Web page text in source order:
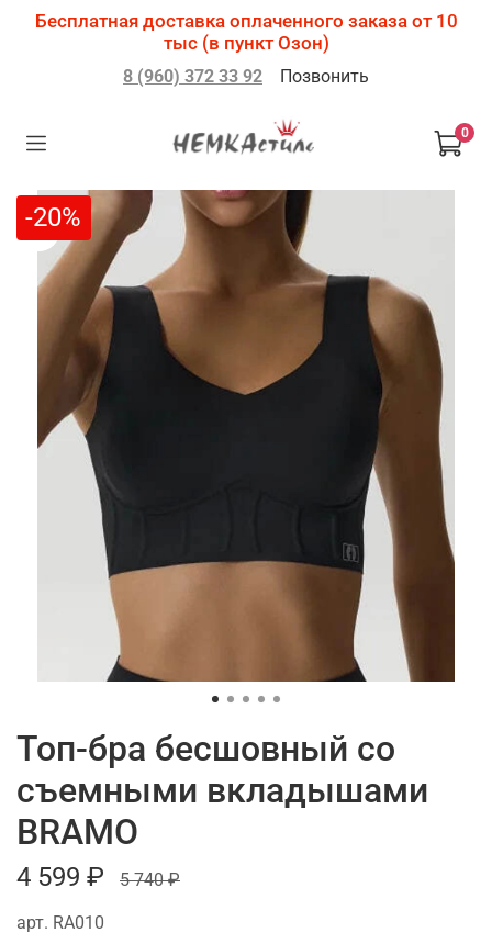
Бесплатная доставка оплаченного заказа от 10
тыс (в пункт Озон)
8 (960) 372 33 92 Позвонить
0
-20%
арт. RA010
Топ-бра бесшовный со
съемными вкладышами
BRAMO
4 599 ₽ 5 740 ₽